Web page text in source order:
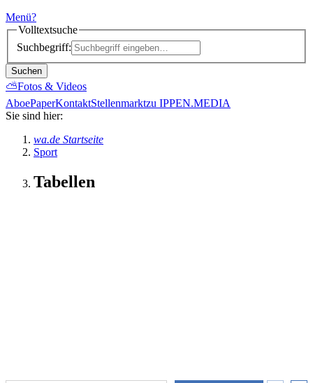
Menü?
Volltextsuche
Suchbegriff:
Suchen
⛅Fotos & Videos
AboePaperKontaktStellenmarktzu IPPEN.MEDIA
Sie sind hier:
wa.de Startseite
Sport
Tabellen